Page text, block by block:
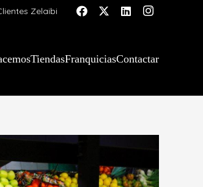
Zelaibi
TiendasFranquiciasContactar